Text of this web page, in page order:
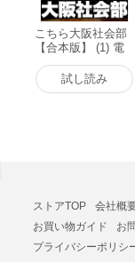
こちら大阪社会部
【合本版】 (1) 電
子書籍版
試し読み
ストアTOP 会社概
お買い物ガイド
お
プライバシーポリシ